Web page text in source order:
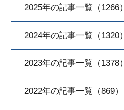
2025年の記事一覧（1266）
2024年の記事一覧（1320）
2023年の記事一覧（1378）
2022年の記事一覧（869）